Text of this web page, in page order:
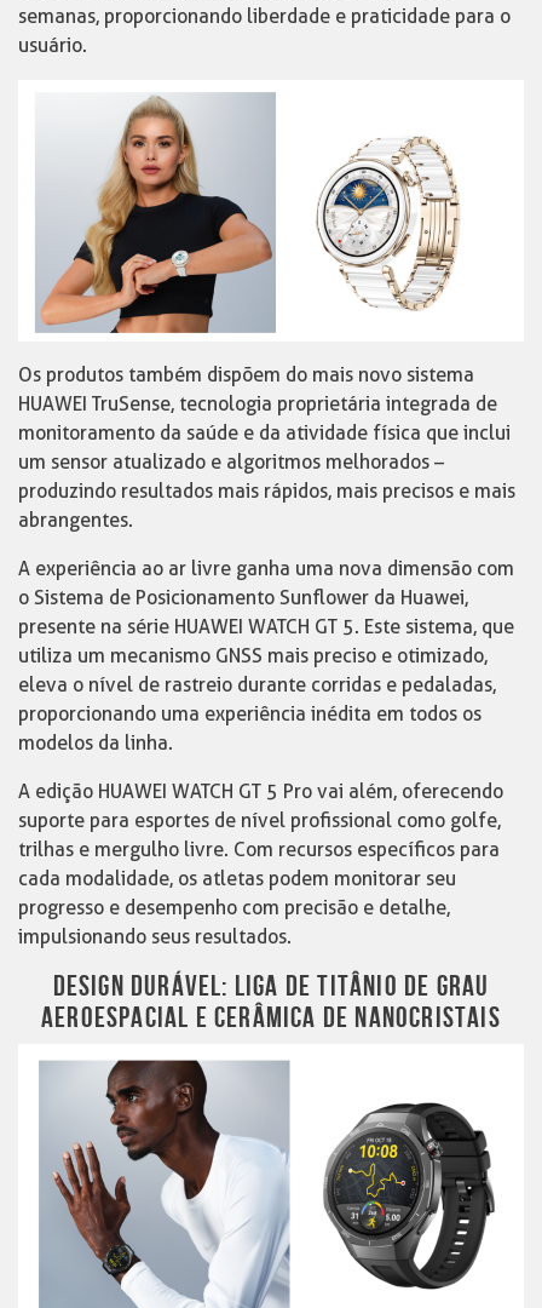
semanas, proporcionando liberdade e praticidade para o
usuário.
Os produtos também dispõem do mais novo sistema
HUAWEI TruSense, tecnologia proprietária integrada de
monitoramento da saúde e da atividade física que inclui
um sensor atualizado e algoritmos melhorados –
produzindo resultados mais rápidos, mais precisos e mais
abrangentes.
A experiência ao ar livre ganha uma nova dimensão com
o Sistema de Posicionamento Sunflower da Huawei,
presente na série HUAWEI WATCH GT 5. Este sistema, que
utiliza um mecanismo GNSS mais preciso e otimizado,
eleva o nível de rastreio durante corridas e pedaladas,
proporcionando uma experiência inédita em todos os
modelos da linha.
A edição HUAWEI WATCH GT 5 Pro vai além, oferecendo
suporte para esportes de nível profissional como golfe,
trilhas e mergulho livre. Com recursos específicos para
cada modalidade, os atletas podem monitorar seu
progresso e desempenho com precisão e detalhe,
impulsionando seus resultados.
DESIGN DURÁVEL: LIGA DE TITÂNIO DE GRAU
AEROESPACIAL E CERÂMICA DE NANOCRISTAIS